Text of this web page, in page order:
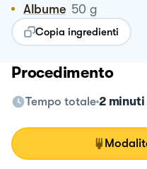
Albume 50 g
Copia ingredienti
Procedimento
Tempo totale 2 minuti